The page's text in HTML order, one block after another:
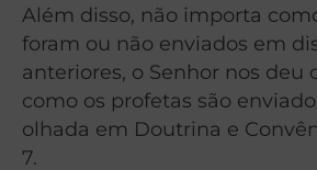
Além disso, não importa
foram ou não enviados em
anteriores, o Senhor nos deu
como os profetas são
olhada em Doutrina e
7.